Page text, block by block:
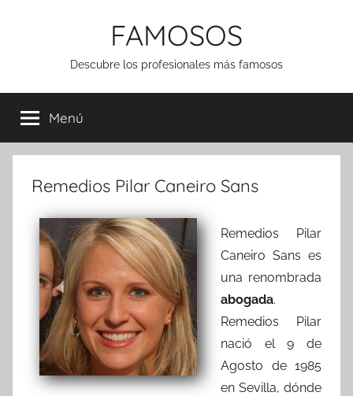
FAMOSOS
Descubre los profesionales más famosos
Menú
Remedios Pilar Caneiro Sans
Remedios Pilar
Caneiro Sans es
una renombrada
abogada.
Remedios Pilar
nació el 9 de
Agosto de 1985
en Sevilla, dónde